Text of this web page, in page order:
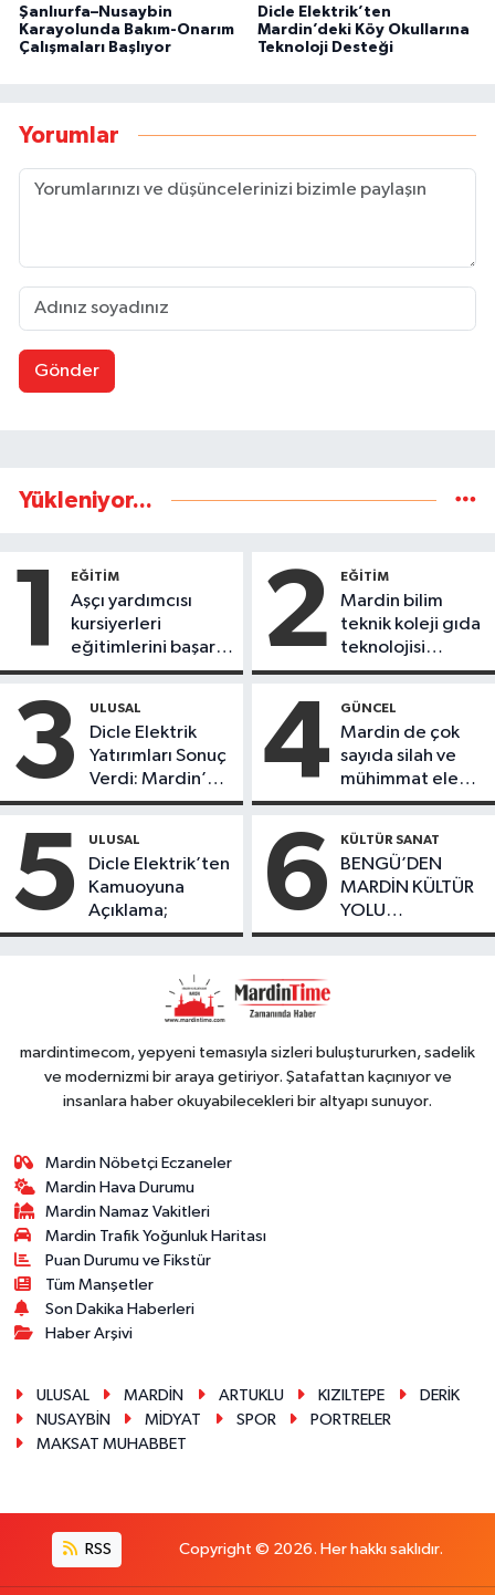
Şanlıurfa–Nusaybin
Karayolunda Bakım-Onarım
Çalışmaları Başlıyor
Dicle Elektrik’ten
Mardin’deki Köy Okullarına
Teknoloji Desteği
Yorumlar
Gönder
Yükleniyor...
1 EĞİTİM
Aşçı yardımcısı
kursiyerleri
eğitimlerini başarı
ile tamamladı
2 EĞİTİM
Mardin bilim
teknik koleji gıda
teknolojisi
öğrencileri
ürünlerini satarak
köydeki
çoçuklara kitap
desteğinde
bulundu
3 ULUSAL
Dicle Elektrik
Yatırımları Sonuç
Verdi: Mardin’de
Kayıp Kaçak
Düşüş
4 GÜNCEL
Mardin de çok
sayıda silah ve
mühimmat ele
geçirildi
5 ULUSAL
Dicle Elektrik’ten
Kamuoyuna
Açıklama;
6 KÜLTÜR SANAT
BENGÜ’DEN
MARDİN KÜLTÜR
YOLU
FESTIVALİ’NDE
mardintimecom, yepyeni temasıyla sizleri buluştururken, sadelik
ve modernizmi bir araya getiriyor. Şatafattan kaçınıyor ve
insanlara haber okuyabilecekleri bir altyapı sunuyor.
Mardin Nöbetçi Eczaneler
Mardin Hava Durumu
Mardin Namaz Vakitleri
Mardin Trafik Yoğunluk Haritası
Puan Durumu ve Fikstür
Tüm Manşetler
Son Dakika Haberleri
Haber Arşivi
ULUSAL MARDİN ARTUKLU KIZILTEPE
DERİK
NUSAYBİN
MİDYAT SPOR
PORTRELER
MAKSAT MUHABBET
RSS Copyright © 2026. Her hakkı saklıdır.